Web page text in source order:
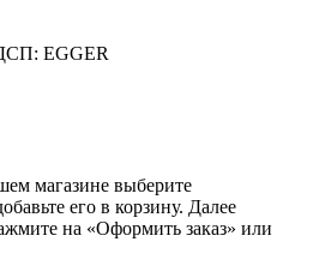
EGGER
магазине выберите
его в корзину. Далее
на «Оформить заказ» или